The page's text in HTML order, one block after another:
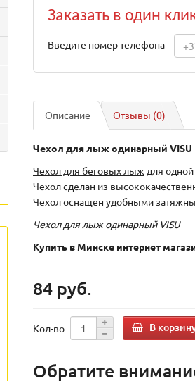
Заказать в один
Введите номер телефона
Описание Отзывы (0)
Чехол для лыж одинарный VISU
Чехол для беговых лыж для
Чехол сделан из
Чехол оснащен удобными
Чехол для лыж одинарный VISU
Купить в Минске интернет
84 руб.
Кол-во В
Обратите